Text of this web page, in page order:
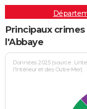
Principaux
l'Abbaye
Données 2025 (source :
l'Intérieur et des Outre-Mer)